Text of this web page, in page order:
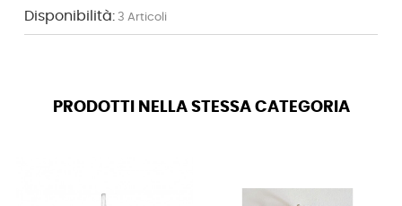
Disponibilità: 3 Articoli
PRODOTTI NELLA STESSA CATEGORIA